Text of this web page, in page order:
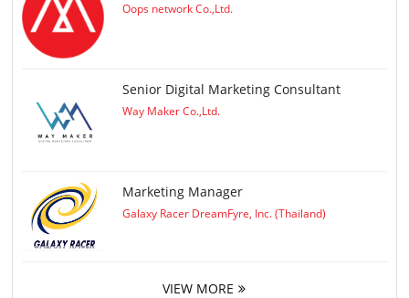
Oops network Co.,Ltd.
Senior Digital Marketing Consultant
Way Maker Co.,Ltd.
Marketing Manager
Galaxy Racer DreamFyre, Inc. (Thailand)
VIEW MORE